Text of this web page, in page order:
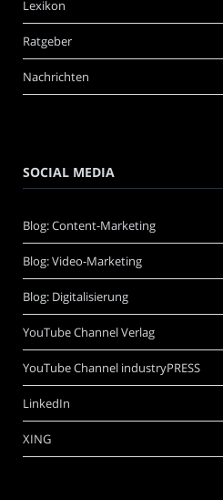
Lexikon
Ratgeber
Nachrichten
SOCIAL MEDIA
Blog: Content-Marketing
Blog: Video-Marketing
Blog: Digitalisierung
YouTube Channel Verlag
YouTube Channel industryPRESS
LinkedIn
XING